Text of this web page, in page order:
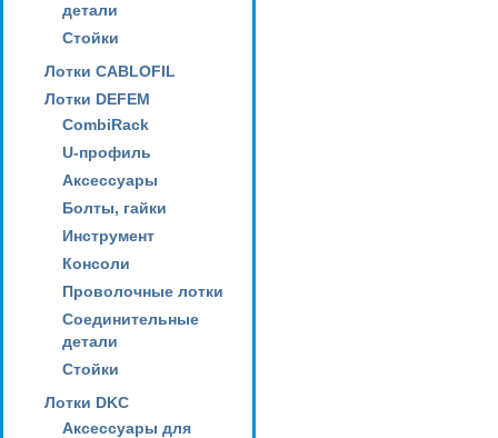
детали
Стойки
Лотки CABLOFIL
Лотки DEFEM
CombiRack
U-профиль
Аксессуары
Болты, гайки
Инструмент
Консоли
Проволочные лотки
Соединительные
детали
Стойки
Лотки DKC
Аксессуары для